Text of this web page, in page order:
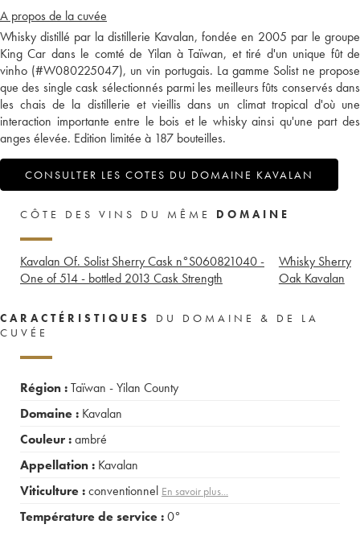
A propos de la cuvée
Whisky distillé par la distillerie Kavalan, fondée en 2005 par le groupe
King Car dans le comté de Yilan à Taïwan, et tiré d'un unique fût de
vinho (#W080225047), un vin portugais. La gamme Solist ne propose
que des single cask sélectionnés parmi les meilleurs fûts conservés dans
les chais de la distillerie et vieillis dans un climat tropical d'où une
interaction importante entre le bois et le whisky ainsi qu'une part des
anges élevée. Edition limitée à 187 bouteilles.
CONSULTER LES COTES DU DOMAINE KAVALAN
CÔTE DES VINS DU MÊME DOMAINE
Kavalan Of. Solist Sherry Cask n°S060821040 -
One of 514 - bottled 2013 Cask Strength
Whisky Sherry
Oak Kavalan
CARACTÉRISTIQUES
DU DOMAINE & DE LA
CUVÉE
Région :Taïwan - Yilan County
Domaine : Kavalan
Couleur :ambré
Appellation : Kavalan
Viticulture :conventionnel En savoir plus...
Température de service :0°